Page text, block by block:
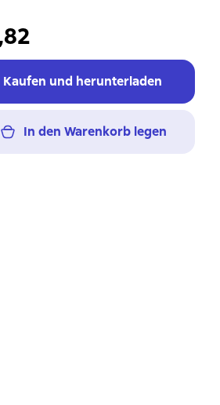
Kaufen und herunterladen
In den Warenkorb legen